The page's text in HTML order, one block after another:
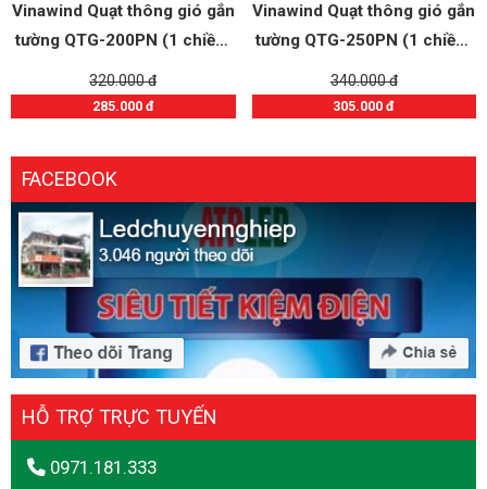
FACEBOOK
HỖ TRỢ TRỰC TUYẾN
0971.181.333
Vinawind Quạt thông gió gắn
tường QTG-200PN (1 chiều)
250x250
320.000 đ
285.000 đ
Vinawind Quạt thông gió gắn
tường QTG-250PN (1 chiều)
300x300
340.000 đ
305.000 đ